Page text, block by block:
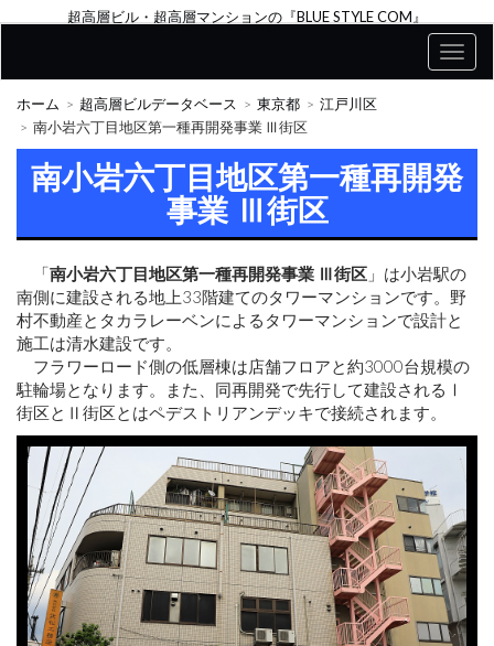
超高層ビル・超高層マンションの『BLUE STYLE COM』
ホーム 超高層ビルデータベース 東京都
江戸川区
南小岩六丁目地区第一種再開発事業 Ⅲ街区
南小岩六丁目地区第一種再開発
事業 Ⅲ街区
「南小岩六丁目地区第一種再開発事業 Ⅲ街区 」は小岩駅の
南側に建設される地上33階建てのタワーマンションです。野
村不動産とタカラレーベンによるタワーマンションで設計と
施工は清水建設です。
フラワーロード側の低層棟は店舗フロアと約3000台規模の
駐輪場となります。また、同再開発で先行して建設されるⅠ
街区とⅡ街区とはペデストリアンデッキで接続されます。